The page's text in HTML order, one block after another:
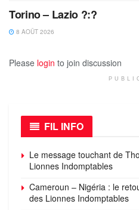
Torino – Lazio ?:?
8 AOÛT 2026
Please login to join discussion
FIL INFO
Le message touchant de
Lionnes Indomptables
Cameroun – Nigéria : le
des Lionnes Indomptables